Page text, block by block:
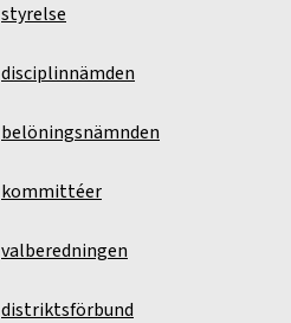
styrelse
disciplinnämden
belöningsnämnden
kommittéer
valberedningen
distriktsförbund